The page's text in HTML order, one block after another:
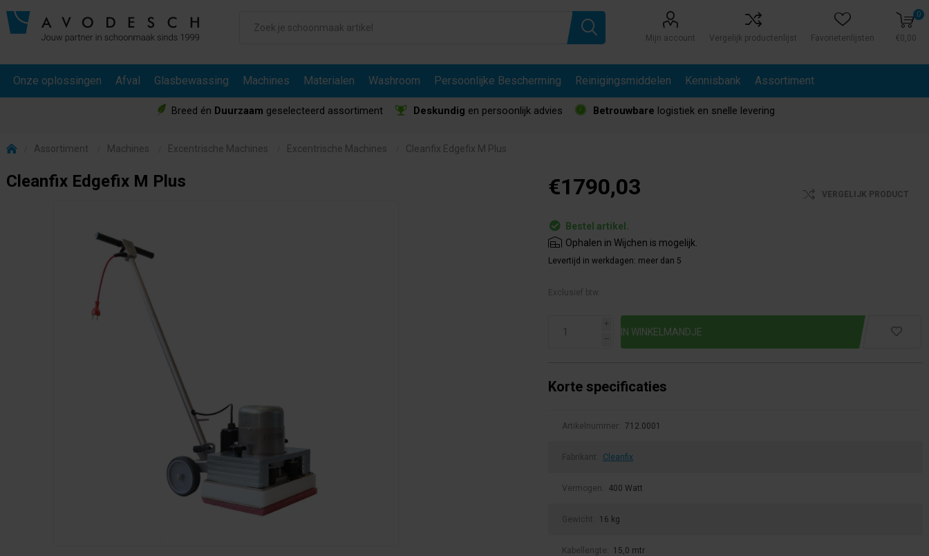
Mijn account Vergelijk productenlijst Favorietenlijsten
0
€0,00
Onze oplossingen Afval Glasbewassing Machines Materialen Washroom Persoonlijke Bescherming Reinigingsmiddelen Kennisbank Assortiment
Breed én Duurzaam geselecteerd assortiment Deskundig en persoonlijk advies Betrouwbare logistiek en snelle levering
Assortiment Machines Excentrische Machines Excentrische Machines Cleanfix Edgefix M Plus
Cleanfix Edgefix M Plus €1790,03 VERGELIJK PRODUCT
Bestel artikel.
Ophalen in Wijchen is mogelijk.
Levertijd in werkdagen: meer dan 5
Exclusief btw.
i
h
Korte specificaties
Artikelnummer: 712.0001
Fabrikant: Cleanfix
Vermogen: 400 Watt
Gewicht: 16 kg
Kabellengte: 15,0 mtr